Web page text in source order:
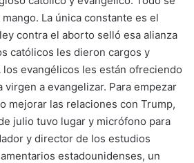
La única constante es el
contra el aborto selló esa alianza
católicos les dieron cargos y
los evangélicos les están ofreciendo
virgen a evangelizar. Para empezar
mejorar las relaciones con Trump,
julio tuvo lugar y micrófono para
y director de los estudios
estadounidenses, un